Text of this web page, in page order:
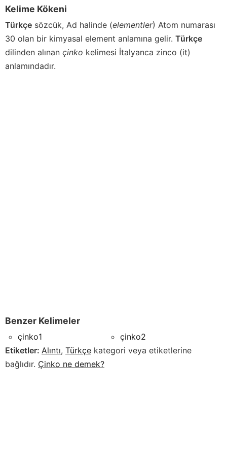
Kelime Kökeni
Türkçe sözcük, Ad halinde (elementler) Atom numarası
30 olan bir kimyasal element anlamına gelir. Türkçe
dilinden alınan çinko kelimesi İtalyanca zinco (it)
anlamındadır.
Benzer Kelimeler
çinko1
çinko2
Etiketler: Alıntı, Türkçe kategori veya etiketlerine
bağlıdır. Çinko ne demek?